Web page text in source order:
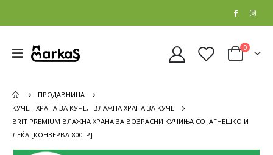
0
ПРОДАВНИЦА
КУЧЕ, ХРАНА ЗА КУЧЕ,
ВЛАЖНА ХРАНА ЗА КУЧЕ
BRIT PREMIUM ВЛАЖНА ХРАНА ЗА ВОЗРАСНИ КУЧИЊА СО ЈАГНЕШКО И
ЛЕЌА [КОНЗЕРВА 800ГР]